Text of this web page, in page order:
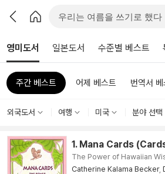
영미도서 일본도서 수준별 베스트
주간 베스트 어제 베스트 번역서 베
외국도서 여행 미국 분야 선택
1. Mana Cards
The Power of Hawaiian
Catherine Kalama Becker,